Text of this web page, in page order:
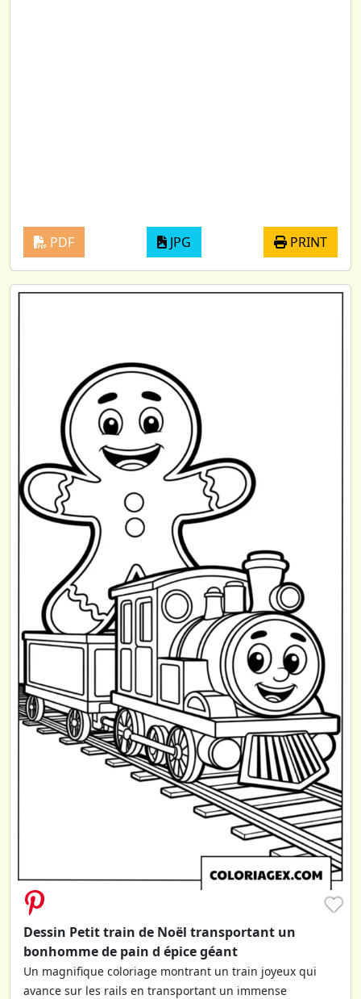
PDF JPG PRINT
♥
Dessin Petit train de Noël transportant un
bonhomme de pain d épice géant
Un magnifique coloriage montrant un train joyeux qui
avance sur les rails en transportant un immense